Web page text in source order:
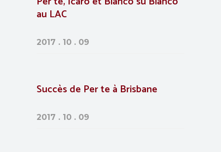
au LAC
2017 . 10 . 09
Succès de Per te à Brisbane
2017 . 10 . 09